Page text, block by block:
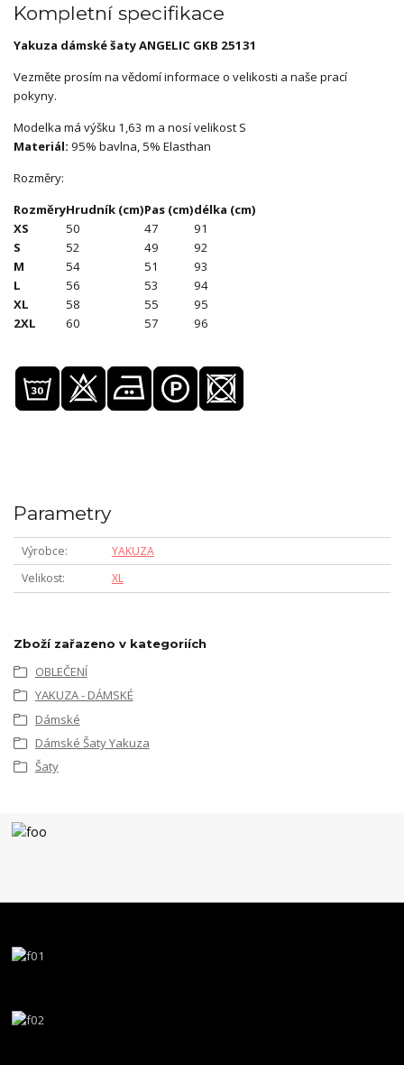
Kompletní specifikace
Yakuza dámské šaty ANGELIC GKB 25131
Vezměte prosím na vědomí informace o velikosti a naše prací
pokyny.
Modelka má výšku 1,63 m a nosí velikost S
Materiál: 95% bavlna, 5% Elasthan
Rozměry:
RozměryHrudník (cm)Pas (cm)délka (cm)
XS
50 47
91
S
52 49
92
M
54 51
93
L
56 53
94
XL
58 55
95
2XL
60 57 96
Parametry
Výrobce
YAKUZA
Velikost
XL
Zboží zařazeno v kategoriích
OBLEČENÍ
YAKUZA - DÁMSKÉ
Dámské
Dámské Šaty Yakuza
Šaty